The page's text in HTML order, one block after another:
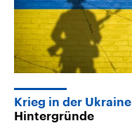
Krieg in der Ukraine
Hintergründe